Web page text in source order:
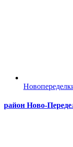
район Ново-